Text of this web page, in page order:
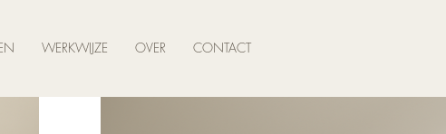
WERKWIJZE OVER CONTACT